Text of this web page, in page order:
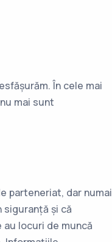
În cele mai
mai sunt
parteneriat, dar numai
și că
locuri de muncă